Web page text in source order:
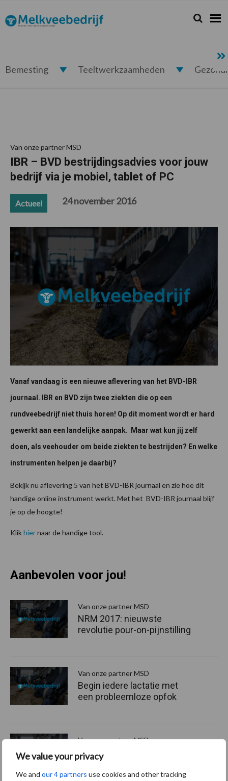
We value your privacy
We and our 4 partners use cookies and other tracking
de
hoofdnavigatie
de
hoofd
de
eerste
de
voettekst
Melkveebedrijf.nl Zoeken...
Zoek
Bemesting Teeltwerkzaamheden
Van onze partner MSD
IBR – BVD bestrijdingsadvies voor jouw
bedrijf via je mobiel, tablet of PC
Actueel 24 november 2016
Vanaf vandaag is een nieuwe aflevering van het BVD-IBR
journaal. IBR en BVD zijn twee ziekten die op een
rundveebedrijf niet thuis horen! Op dit moment wordt er hard
gewerkt aan een landelijke aanpak. Maar wat kun jij zelf
doen, als veehouder om beide ziekten te bestrijden? En welke
instrumenten helpen je daarbij?
Bekijk nu aflevering 5 van het BVD-IBR journaal en zie hoe dit
handige online instrument werkt. Met het BVD-IBR journaal blijf
je op de hoogte!
Klikhiernaar de handige tool.
Aanbevolen voor jou!
Van onze partner MSD
NRM 2017: nieuwste
revolutie pour-on-pijnstilling
Van onze partner MSD
Begin iedere lactatie met
een probleemloze opfok
Van onze partner MSD
Praktische tips voor
effectieve
vliegenbestrijding